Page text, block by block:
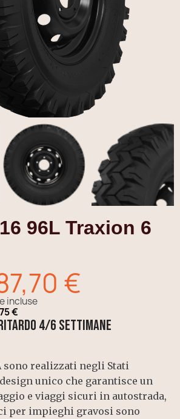
96L Traxion 6
€
incluse
€
ritardo 4/6 settimane
sono realizzati negli Stati
unico che garantisce un
e viaggi sicuri in autostrada,
per impieghi gravosi sono